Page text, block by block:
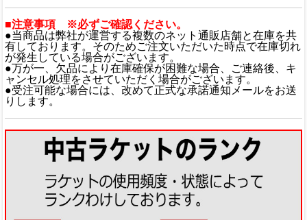
■注意事項 ※必ずご確認ください。
●当商品は弊社が運営する複数のネット通販店舗と在庫を共
有しております。そのためご注文いただいた時点で在庫切れ
が発生している場合がございます。
●万が一、欠品により在庫確保が困難な場合、ご連絡後、キ
ャンセル処理をさせていただく場合がございます。
●受注可能な場合には、改めて正式な承諾通知メールをお送
りします。